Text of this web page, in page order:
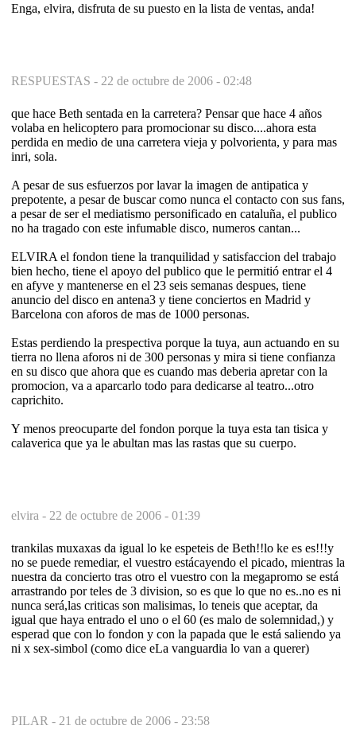
Enga, elvira, disfruta de su puesto en la lista de ventas, anda!
RESPUESTAS - 22 de octubre de 2006 - 02:48
que hace Beth sentada en la carretera? Pensar que hace 4 años
volaba en helicoptero para promocionar su disco....ahora esta
perdida en medio de una carretera vieja y polvorienta, y para mas
inri, sola.
A pesar de sus esfuerzos por lavar la imagen de antipatica y
prepotente, a pesar de buscar como nunca el contacto con sus fans,
a pesar de ser el mediatismo personificado en cataluña, el publico
no ha tragado con este infumable disco, numeros cantan...
ELVIRA el fondon tiene la tranquilidad y satisfaccion del trabajo
bien hecho, tiene el apoyo del publico que le permitió entrar el 4
en afyve y mantenerse en el 23 seis semanas despues, tiene
anuncio del disco en antena3 y tiene conciertos en Madrid y
Barcelona con aforos de mas de 1000 personas.
Estas perdiendo la prespectiva porque la tuya, aun actuando en su
tierra no llena aforos ni de 300 personas y mira si tiene confianza
en su disco que ahora que es cuando mas deberia apretar con la
promocion, va a aparcarlo todo para dedicarse al teatro...otro
caprichito.
Y menos preocuparte del fondon porque la tuya esta tan tisica y
calaverica que ya le abultan mas las rastas que su cuerpo.
elvira - 22 de octubre de 2006 - 01:39
trankilas muxaxas da igual lo ke espeteis de Beth!!lo ke es es!!!y
no se puede remediar, el vuestro estácayendo el picado, mientras la
nuestra da concierto tras otro el vuestro con la megapromo se está
arrastrando por teles de 3 division, so es que lo que no es..no es ni
nunca será,las criticas son malisimas, lo teneis que aceptar, da
igual que haya entrado el uno o el 60 (es malo de solemnidad,) y
esperad que con lo fondon y con la papada que le está saliendo ya
ni x sex-simbol (como dice eLa vanguardia lo van a querer)
PILAR - 21 de octubre de 2006 - 23:58